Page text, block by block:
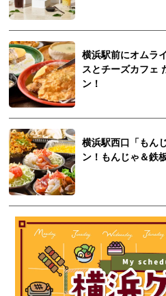
横浜駅前にオムラ
スとチーズカフェ
ン！
横浜駅西口「もん
ン！もんじゃ＆鉄